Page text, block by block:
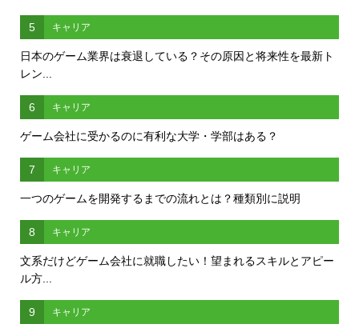
5 キャリア
日本のゲーム業界は衰退している？その原因と将来性を最新ト
レン...
6 キャリア
ゲーム会社に受かるのに有利な大学・学部はある？
7 キャリア
一つのゲームを開発するまでの流れとは？種類別に説明
8 キャリア
文系だけどゲーム会社に就職したい！望まれるスキルとアピー
ル方...
9 キャリア